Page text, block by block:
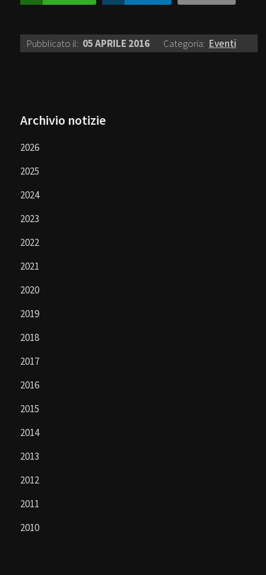
Pubblicato il: 05 APRILE 2016 Categoria: Eventi
Archivio notizie
2026
2025
2024
2023
2022
2021
2020
2019
2018
2017
2016
2015
2014
2013
2012
2011
2010